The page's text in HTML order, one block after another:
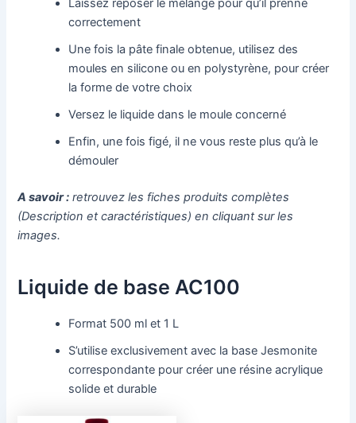
Laissez reposer le mélange pour qu’il prenne
correctement
Une fois la pâte finale obtenue, utilisez des
moules en silicone ou en polystyrène, pour créer
la forme de votre choix
Versez le liquide dans le moule concerné
Enfin, une fois figé, il ne vous reste plus qu’à le
démouler
A savoir : retrouvez les fiches produits complètes
(Description et caractéristiques) en cliquant sur les
images.
Liquide de base AC100
Format 500 ml et 1 L
S’utilise exclusivement avec la base Jesmonite
correspondante pour créer une résine acrylique
solide et durable